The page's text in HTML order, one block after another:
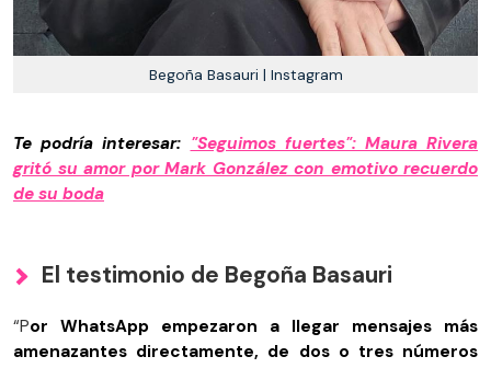
Begoña Basauri | Instagram
Te podría interesar: "Seguimos fuertes": Maura Rivera
gritó su amor por Mark González con emotivo recuerdo
de su boda
El testimonio de Begoña Basauri
“Por WhatsApp empezaron a llegar mensajes más
amenazantes directamente, de dos o tres números